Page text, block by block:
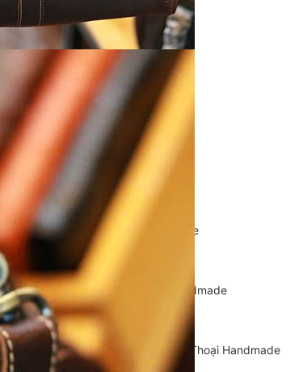
Balo nữ da thật
Túi đeo chéo da nữ
Ví Clutch cầm tay nữ
Túi Xách Da Nữ
ĐỒ DA HANDMADE
Bóp Ví Da Handmade
Túi Da Clutch handmade
Túi da nữ handmade
Dây Thắt Lưng Da Handmade
Cặp Da Handmade
Bao Da, Ốp Lưng Điện Thoại Handmade